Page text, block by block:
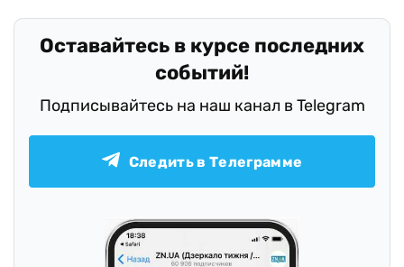
Оставайтесь в курсе последних
событий!
Подписывайтесь на наш канал в Telegram
Следить в Телеграмме